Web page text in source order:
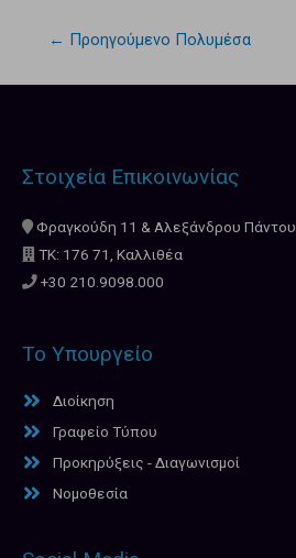
← Προηγούμενο Πολυμέσα
Στοιχεία Επικοινωνίας
Φραγκούδη 11 & Αλεξάνδρου Πάντου
ΤΚ: 176 71, Καλλιθέα
+30 210.9098.000
Το Υπουργείο
Διοίκηση
Γραφείο Τύπου
Προκηρύξεις - Διαγωνισμοί
Νομοθεσία